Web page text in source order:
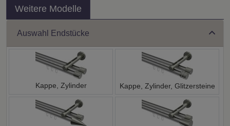
Weitere Modelle
Auswahl Endstücke
Kappe, Zylinder Kappe, Zylinder, Glitzersteine